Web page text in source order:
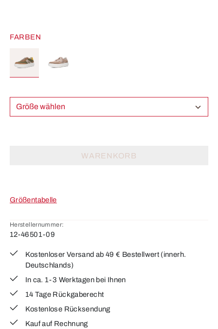
FARBEN
Größe wählen
WARENKORB
Größentabelle
Herstellernummer:
12-46501-09
Kostenloser Versand ab 49 € Bestellwert (innerh.
Deutschlands)
In ca. 1-3 Werktagen bei Ihnen
14 Tage Rückgaberecht
Kostenlose Rücksendung
Kauf auf Rechnung